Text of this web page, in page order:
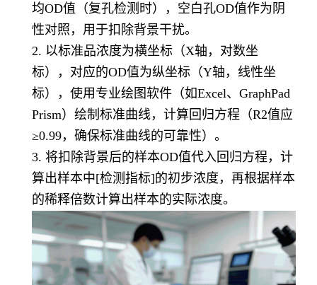
均OD值（复孔检测时），空白孔OD值作为阴
性对照，用于扣除背景干扰。
2. 以标准品浓度为横坐标（X轴，对数坐
标），对应的OD值为纵坐标（Y轴，线性坐
标），使用专业绘图软件（如Excel、GraphPad
Prism）绘制标准曲线，计算回归方程（R2值应
≥0.99，确保标准曲线的可靠性）。
3. 将扣除背景后的样本OD值代入回归方程，计
算出样本中[检测指标]的初步浓度，再根据样本
的稀释倍数计算出样本的实际浓度。